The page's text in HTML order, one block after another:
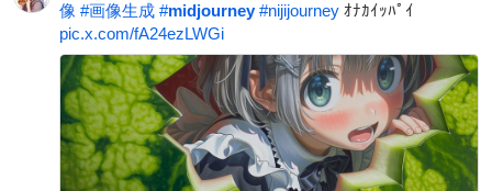
像 #画像生成 #midjourney #nijijourney ｵﾅｶｲｯﾊﾟｲ
pic.x.com/fA24ezLWGi